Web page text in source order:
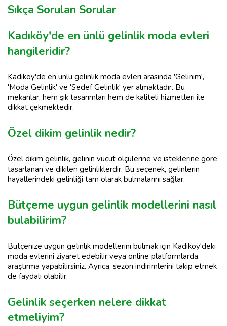
Sıkça Sorulan Sorular
Kadıköy'de en ünlü gelinlik moda evleri
hangileridir?
Kadıköy'de en ünlü gelinlik moda evleri arasında 'Gelinim',
'Moda Gelinlik' ve 'Sedef Gelinlik' yer almaktadır. Bu
mekanlar, hem şık tasarımları hem de kaliteli hizmetleri ile
dikkat çekmektedir.
Özel dikim gelinlik nedir?
Özel dikim gelinlik, gelinin vücut ölçülerine ve isteklerine göre
tasarlanan ve dikilen gelinliklerdir. Bu seçenek, gelinlerin
hayallerindeki gelinliği tam olarak bulmalarını sağlar.
Bütçeme uygun gelinlik modellerini nasıl
bulabilirim?
Bütçenize uygun gelinlik modellerini bulmak için Kadıköy'deki
moda evlerini ziyaret edebilir veya online platformlarda
araştırma yapabilirsiniz. Ayrıca, sezon indirimlerini takip etmek
de faydalı olabilir.
Gelinlik seçerken nelere dikkat
etmeliyim?